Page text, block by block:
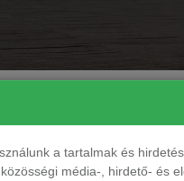
a tartalmak és
média-, hirdető- és